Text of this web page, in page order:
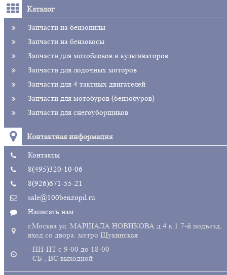
Каталог
Запчасти на бензопилы
Запчасти на бензокосы
Запчасти для мотоблоков и культиваторов
Запчасти для лодочных моторов
Запчасти для 4 тактных двигателей
Запчасти для мотобуров (бензобуров)
Запчасти для снегоуборщиков
Контактная информация
Контакты
8(495)320-10-06
8(926)671-55-21
sale@100benzopil.ru
Написать нам
г.Москва ул. МАРШАЛА НОВИКОВА д.4 к.1 7-й подъезд,
вход со двора. метро Щукинская
- ПН-ПТ с 9-00 до 18-00
- СБ , ВС выходной